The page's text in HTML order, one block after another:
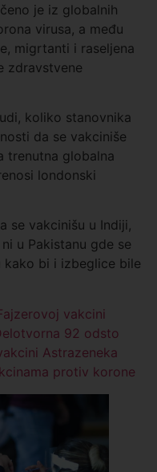
je iz globalnih
virusa, a među
migrtanti i raseljena
zdravstvene
koliko stanovnika
da se vakciniše
trenutna globalna
londonski
se vakcinišu u Indiji,
u Pakistanu gde se
kako bi i izbeglice bile
vakcini
92 odsto
Astrazeneka
protiv korone